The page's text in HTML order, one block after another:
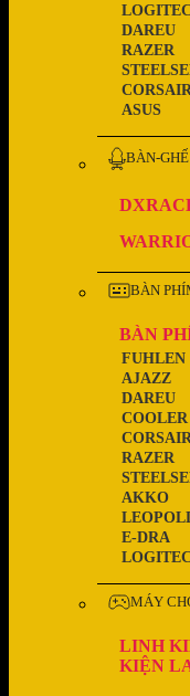
ASUS
RAZER
DAREU
BÀN-
BÀN
BÀN
E-DRA
AKKO
RAZER
DAREU
AJAZZ
FUHLEN
MÁY
LINH
KIỆN